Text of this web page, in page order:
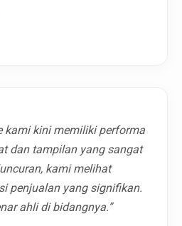
kami kini memiliki performa
dan tampilan yang sangat
kami melihat
penjualan yang signifikan.
ahli di bidangnya.”